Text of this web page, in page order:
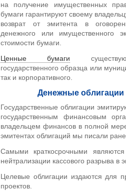
на получение имущественных
бумаги гарантируют своему
возврат от эмитента в
денежного или имущественного
стоимости бумаги.
Ценные бумаги
государственного образца или
так и корпоративного.
Денежные облигации
Государственные облигации
государственным финансовым
владельцем финансов в полной
эмитентах облигаций мы писали
Самыми краткосрочными являются
нейтрализации кассового разрыва в
Целевые облигации издаются для
проектов.